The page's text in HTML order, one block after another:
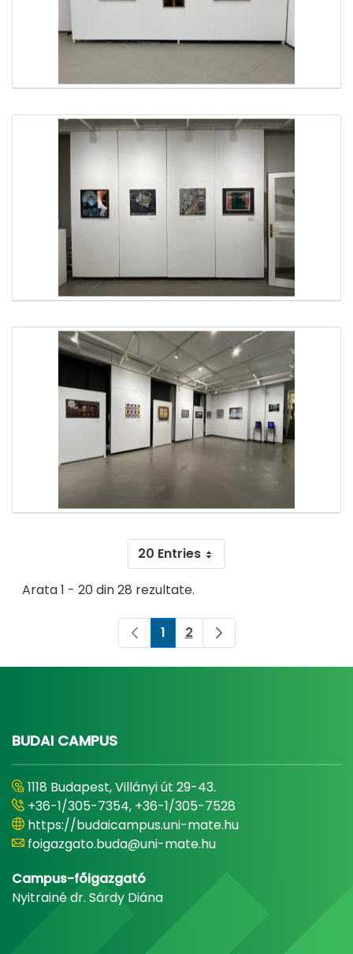
20 Entries
Arata 1 - 20 din 28 rezultate.
Pagina
1 Pagina
2
BUDAI CAMPUS
1118 Budapest, Villányi út 29-43.
+36-1/305-7354, +36-1/305-7528
https://budaicampus.uni-mate.hu
foigazgato.buda@uni-mate.hu
Campus-főigazgató
Nyitrainé dr. Sárdy Diána